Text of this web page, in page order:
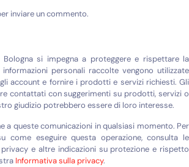
inviare un commento.
si impegna a proteggere e rispettare la
personali raccolte vengono utilizzate
account e fornire i prodotti e servizi richiesti. Gli
contattati con suggerimenti su prodotti, servizi o
giudizio potrebbero essere di loro interesse.
a queste comunicazioni in qualsiasi momento. Per
come eseguire questa operazione, consulta le
e altre indicazioni su protezione e rispetto
Informativa sulla privacy.